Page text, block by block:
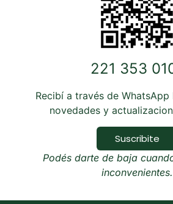
221 353
Recibí a través de
novedades y
Suscribite
Podés darte de baja
inconvenientes.